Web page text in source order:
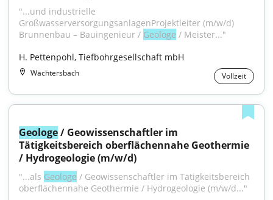
"...und industrielle
GroßwasserversorgungsanlagenProjektleiter (m/w/d)
Brunnenbau – Bauingenieur / Geologe / Meister..."
H. Pettenpohl, Tiefbohrgesellschaft mbH
Wächtersbach Vollzeit
Geologe / Geowissenschaftler im
Tätigkeitsbereich oberflächennahe Geothermie
/ Hydrogeologie (m/w/d)
"...als Geologe / Geowissenschaftler im Tätigkeitsbereich
oberflächennahe Geothermie / Hydrogeologie (m/w/d..."